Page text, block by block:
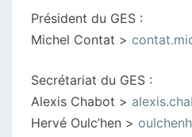
Président du GES :
Michel Contat >
Secrétariat du GES :
Alexis Chabot >
Hervé Oulc’hen >